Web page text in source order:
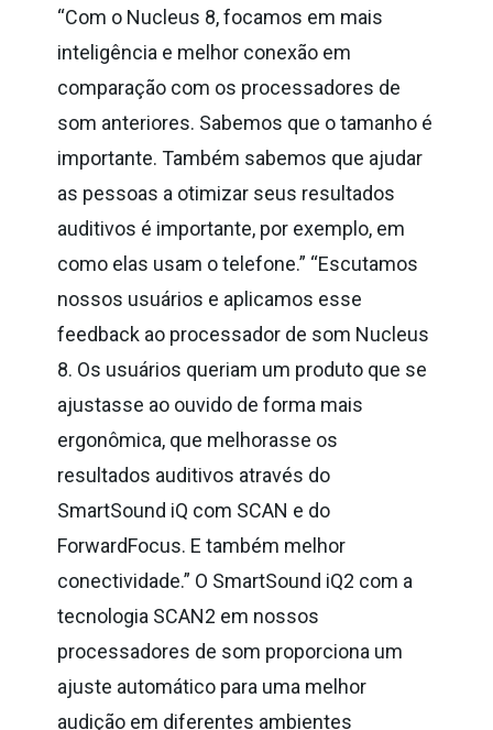
“Com o Nucleus 8, focamos em mais
inteligência e melhor conexão em
comparação com os processadores de
som anteriores. Sabemos que o tamanho é
importante. Também sabemos que ajudar
as pessoas a otimizar seus resultados
auditivos é importante, por exemplo, em
como elas usam o telefone.” “Escutamos
nossos usuários e aplicamos esse
feedback ao processador de som Nucleus
8. Os usuários queriam um produto que se
ajustasse ao ouvido de forma mais
ergonômica, que melhorasse os
resultados auditivos através do
SmartSound iQ com SCAN e do
ForwardFocus. E também melhor
conectividade.” O SmartSound iQ2 com a
tecnologia SCAN2 em nossos
processadores de som proporciona um
ajuste automático para uma melhor
audição em diferentes ambientes